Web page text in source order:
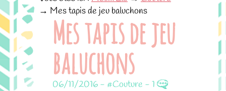
→ Mes tapis de jeu baluchons
Mes tapis de jeu
baluchons
06/11/2016 - #Couture - 1